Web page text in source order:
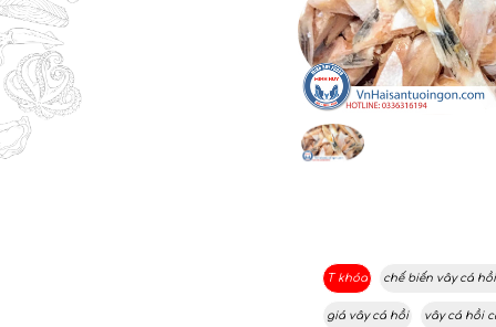
T khóa chế biến vây cá
giá vây cá hồi vây cá hồi